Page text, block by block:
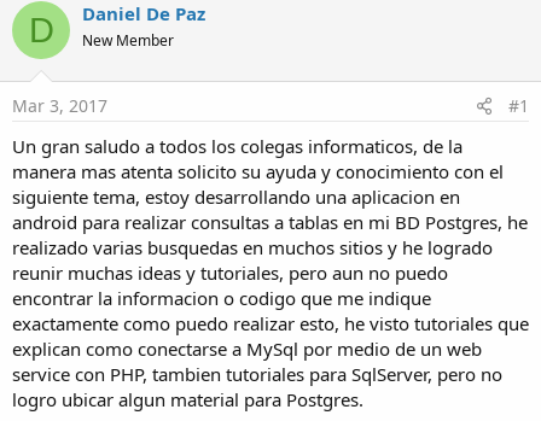
r
e
a
d
s
t
a
r
t
e
r
a
r
r
e
a
d
D Daniel De Paz
New Member
Mar 3, 2017 #1
Un gran saludo a todos los colegas informaticos, de la
manera mas atenta solicito su ayuda y conocimiento con el
siguiente tema, estoy desarrollando una aplicacion en
android para realizar consultas a tablas en mi BD Postgres, he
realizado varias busquedas en muchos sitios y he logrado
reunir muchas ideas y tutoriales, pero aun no puedo
encontrar la informacion o codigo que me indique
exactamente como puedo realizar esto, he visto tutoriales que
explican como conectarse a MySql por medio de un web
service con PHP, tambien tutoriales para SqlServer, pero no
logro ubicar algun material para Postgres.